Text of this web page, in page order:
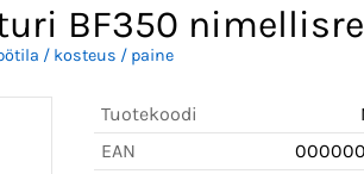
BF350
/ kosteus / paine
Tuotekoodi
EAN